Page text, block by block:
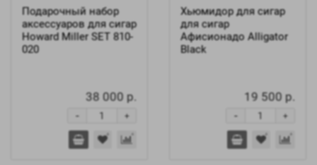
Подарочный набор
аксессуаров для сигар
Howard Miller SET 810-
020
38 000 р.
+
-
Хьюмидор для сигар
для сигар
Афисионадо Alligator
Black
19 500 р.
+
-